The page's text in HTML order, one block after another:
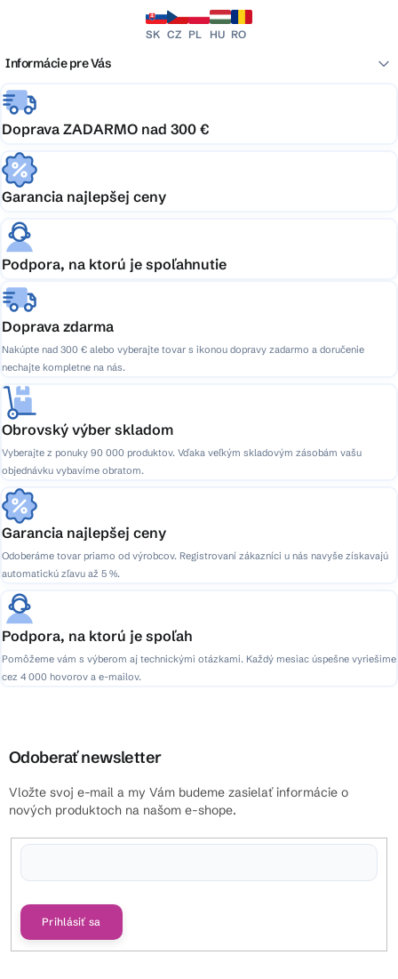
SK CZ PL HU RO
Informácie pre Vás
Doprava ZADARMO nad 300 €
Garancia najlepšej ceny
Podpora, na ktorú je spoľahnutie
Doprava zdarma
Nakúpte nad 300 € alebo vyberajte tovar s ikonou dopravy zadarmo a doručenie
nechajte kompletne na nás.
Obrovský výber skladom
Vyberajte z ponuky 90 000 produktov. Vďaka veľkým skladovým zásobám vašu
objednávku vybavíme obratom.
Garancia najlepšej ceny
Odoberáme tovar priamo od výrobcov. Registrovaní zákazníci u nás navyše získavajú
automatickú zľavu až 5 %.
Podpora, na ktorú je spoľah
Pomôžeme vám s výberom aj technickými otázkami. Každý mesiac úspešne vyriešime
cez 4 000 hovorov a e-mailov.
Odoberať newsletter
Vložte svoj e-mail a my Vám budeme zasielať informácie o
nových produktoch na našom e-shope.
Prihlásiť sa